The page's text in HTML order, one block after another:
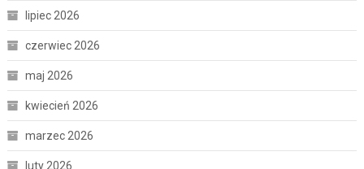
lipiec 2026
czerwiec 2026
maj 2026
kwiecień 2026
marzec 2026
luty 2026